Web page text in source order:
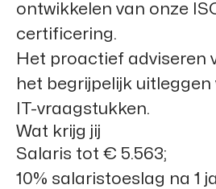
ontwikkelen van onze
certificering.
Het proactief adviseren
het begrijpelijk
IT-vraagstukken.
Wat krijg jij
Salaris tot € 5.563;
10% salaristoeslag na 1